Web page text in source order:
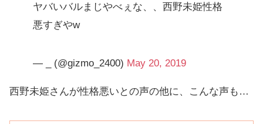
ヤバいバルまじやべぇな、、西野未姫性格
悪すぎやw
— _ (@gizmo_2400) May 20, 2019
西野未姫さんが性格悪いとの声の他に、こんな声も…